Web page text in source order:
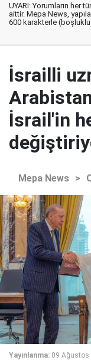
UYARI: Yorumların her
aittir. Mepa News,
600 karakterle (boşluklu)
İsrailli
İsrail'in
Mepa News >
Yayınlanma: 09 Ağustos